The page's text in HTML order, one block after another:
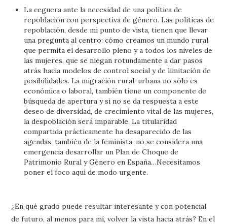
La ceguera ante la necesidad de una política de
repoblación con perspectiva de género. Las políticas de
repoblación, desde mi punto de vista, tienen que llevar
una pregunta al centro: cómo creamos un mundo rural
que permita el desarrollo pleno y a todos los niveles de
las mujeres, que se niegan rotundamente a dar pasos
atrás hacia modelos de control social y de limitación de
posibilidades. La migración rural-urbana no sólo es
económica o laboral, también tiene un componente de
búsqueda de apertura y si no se da respuesta a este
deseo de diversidad, de crecimiento vital de las mujeres,
la despoblación será imparable. La titularidad
compartida prácticamente ha desaparecido de las
agendas, también de la feminista, no se considera una
emergencia desarrollar un Plan de Choque de
Patrimonio Rural y Género en España…Necesitamos
poner el foco aquí de modo urgente.
¿En qué grado puede resultar interesante y con potencial
de futuro, al menos para mí, volver la vista hacia atrás? En el